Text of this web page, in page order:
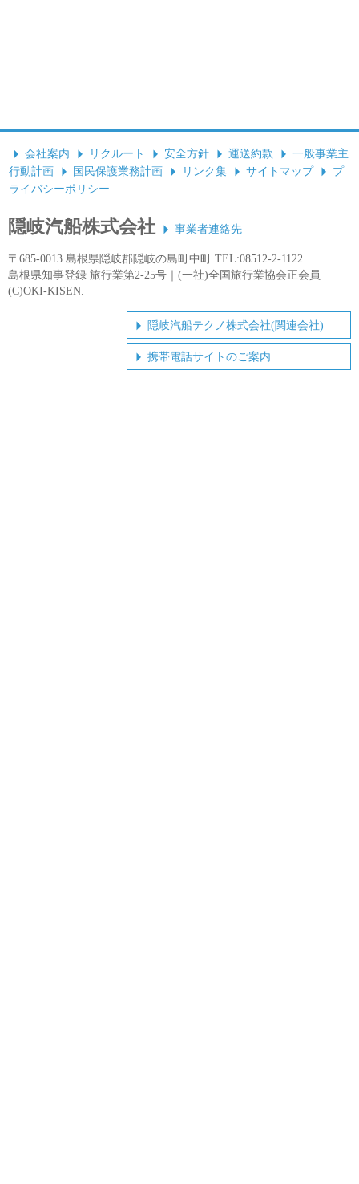
会社案内 リクルート 安全方針 運送約款
一般事業主
行動計画
国民保護業務計画 リンク集 サイトマップ
プ
ライバシーポリシー
隠岐汽船株式会社 事業者連絡先
〒685-0013 島根県隠岐郡隠岐の島町中町 TEL:08512-2-1122
島根県知事登録 旅行業第2-25号｜(一社)全国旅行業協会正会員
(C)OKI-KISEN.
隠岐汽船テクノ株式会社(関連会社)
携帯電話サイトのご案内